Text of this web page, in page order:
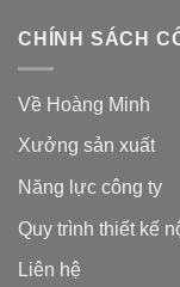
CHÍNH SÁCH
Về Hoàng Minh
Xưởng sản xuất
Năng lực công ty
Quy trình thiết kế
Liên hệ